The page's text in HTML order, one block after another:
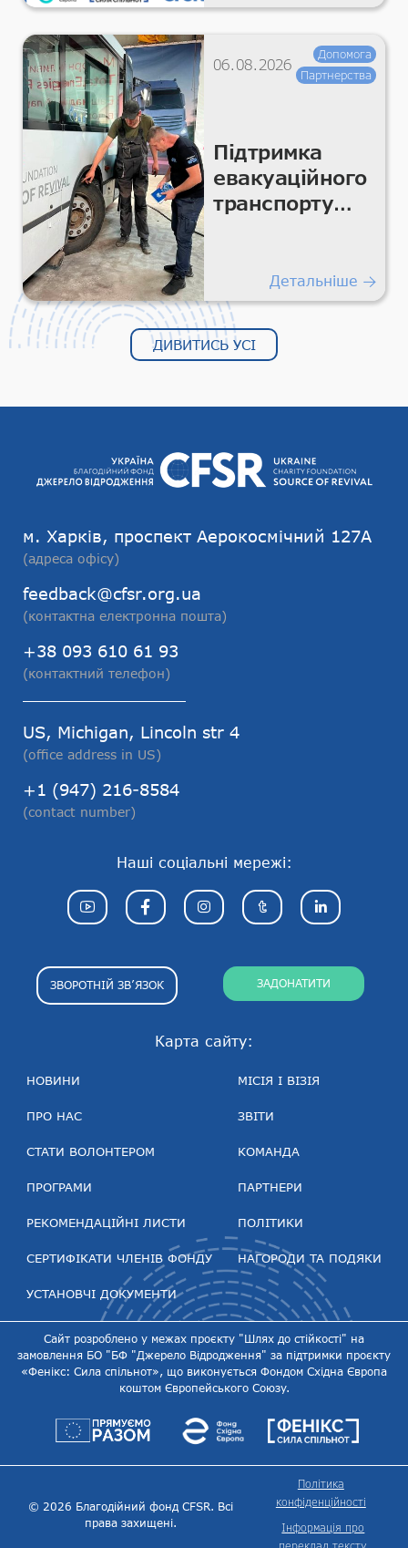
06.08.2026
Допомога
Партнерства
Підтримка
евакуаційного
транспорту
перевезень
Детальніше
ДИВИТИСЬ УСІ
м. Харків, проспект Аерокосмічний 127А
(адреса офісу)
feedback@cfsr.org.ua
(контактна електронна пошта)
+38 093 610 61 93
(контактний телефон)
US, Michigan, Lincoln str 4
(office address in US)
+1 (947) 216-8584
(contact number)
Карта сайту:
НОВИНИ
ПРО НАС
СТАТИ ВОЛОНТЕРОМ
ПРОГРАМИ
РЕКОМЕНДАЦІЙНІ ЛИСТИ
СЕРТИФІКАТИ ЧЛЕНІВ ФОНДУ
УСТАНОВЧІ ДОКУМЕНТИ
МІСІЯ І ВІЗІЯ
ЗВІТИ
КОМАНДА
ПАРТНЕРИ
ПОЛІТИКИ
НАГОРОДИ ТА ПОДЯКИ
Наші соціальні мережі:
ЗВОРОТНІЙ ЗВ’ЯЗОК ЗАДОНАТИТИ
Сайт розроблено у межах проєкту "Шлях до стійкості" на
замовлення БО "БФ "Джерело Відродження" за підтримки проєкту
«Фенікс: Сила спільнот», що виконується Фондом Східна Європа
коштом Європейського Союзу.
© 2026 Благодійний фонд CFSR. Всі
права захищені.
Політика
конфіденційності
Інформація про